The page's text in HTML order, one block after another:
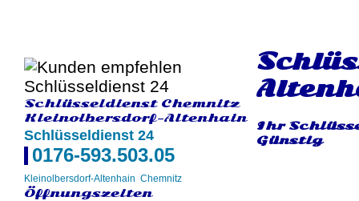
Schlüsseldienst Chemnitz
Kleinolbersdorf-Altenhain
Schlüsseldienst 24
0176-593.503.05
Kleinolbersdorf-Altenhain Chemnitz
Öffnungszeiten
Ihr
Günstig